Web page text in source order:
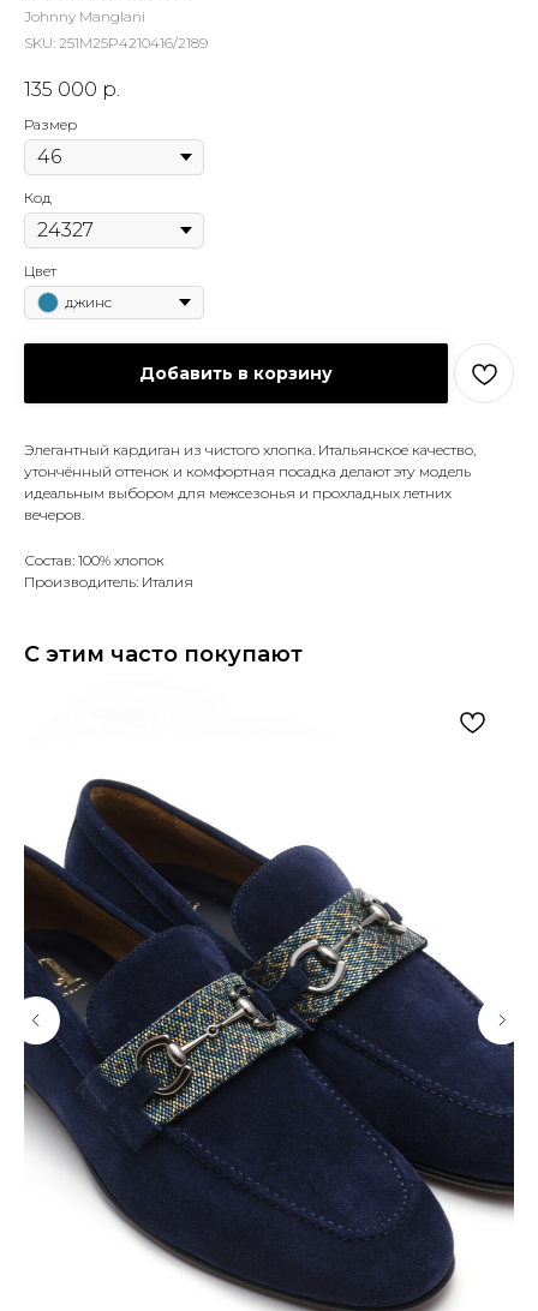
Johnny Manglani
SKU: 251M25P4210416/2189
135 000 р.
Размер
Код
Цвет
джинс
Добавить в корзину
Элегантный кардиган из чистого хлопка. Итальянское качество,
утончённый оттенок и комфортная посадка делают эту модель
идеальным выбором для межсезонья и прохладных летних
вечеров.
Состав: 100% хлопок
Производитель: Италия
С этим часто покупают